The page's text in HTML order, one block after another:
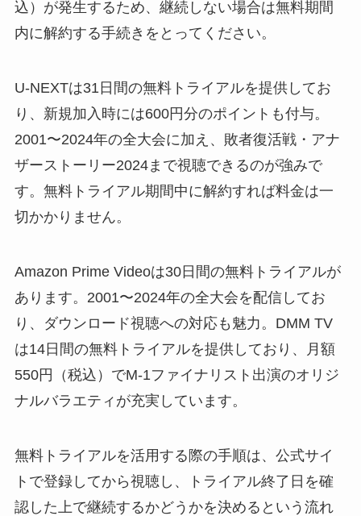
込）が発生するため、継続しない場合は無料期間
内に解約する手続きをとってください。
U-NEXTは31日間の無料トライアルを提供してお
り、新規加入時には600円分のポイントも付与。
2001〜2024年の全大会に加え、敗者復活戦・アナ
ザーストーリー2024まで視聴できるのが強みで
す。無料トライアル期間中に解約すれば料金は一
切かかりません。
Amazon Prime Videoは30日間の無料トライアルが
あります。2001〜2024年の全大会を配信してお
り、ダウンロード視聴への対応も魅力。DMM TV
は14日間の無料トライアルを提供しており、月額
550円（税込）でM-1ファイナリスト出演のオリジ
ナルバラエティが充実しています。
無料トライアルを活用する際の手順は、公式サイ
トで登録してから視聴し、トライアル終了日を確
認した上で継続するかどうかを決めるという流れ